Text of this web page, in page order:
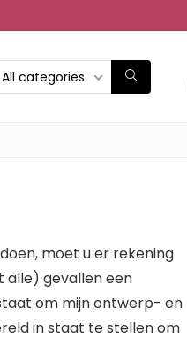
All categories
moet u er rekening
alle) gevallen een
om mijn ontwerp- en
in staat te stellen om